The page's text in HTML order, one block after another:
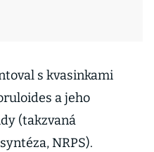
s kvasinkami
a jeho
(takzvaná
NRPS).